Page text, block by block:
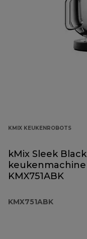
KMIX KEUKENROBOTS
kMix Sleek Black
keukenmachine
KMX751ABK
KMX751ABK